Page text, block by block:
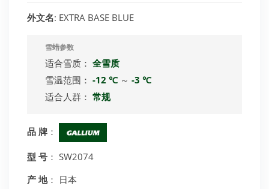
外文名: EXTRA BASE BLUE
雪蜡参数
适合雪质： 全雪质
雪温范围： -12 ℃～ -3 ℃
适合人群： 常规
品 牌 ：
型 号 ： SW2074
产 地： 日本